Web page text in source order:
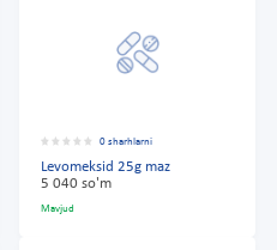
0 sharhlarni
Levomeksid 25g maz
5 040 so'm
Mavjud